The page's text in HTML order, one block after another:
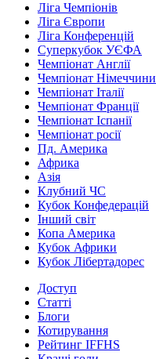
Ліга Чемпіонів
Ліга Європи
Ліга Конференцій
Суперкубок УЄФА
Чемпіонат Англії
Чемпіонат Німеччини
Чемпіонат Італії
Чемпіонат Франції
Чемпіонат Іспанії
Чемпіонат росії
Пд. Америка
Африка
Азія
Клубний ЧС
Кубок Конфедерацій
Інший світ
Копа Америка
Кубок Африки
Кубок Лібертадорес
Доступ
Статті
Блоги
Котирування
Рейтинг IFFHS